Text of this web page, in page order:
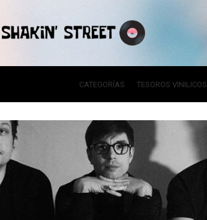
CATEGORÍAS TESOROS VINILICOS